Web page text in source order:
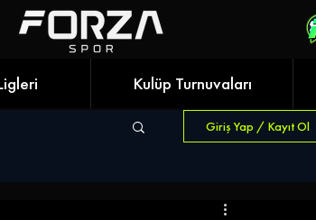
Kulüp Turnuvaları
Giriş Yap / Kayıt Ol